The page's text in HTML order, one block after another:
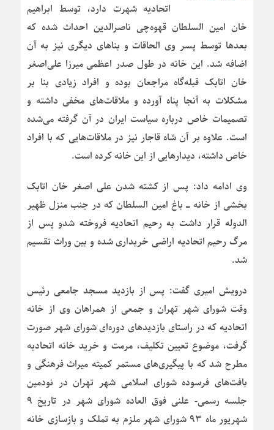
اتحادیه شهرت دارد، توسط ابراهیم
خان امین السلطان قهوه‌چی ناصر‌الدین احداث شده که
بعدها توسط پسر وی الحاقات و بناهای دیگری نیز به آن
اضافه شد. این خانه در طول صدر اعظمی میرزا علی‌اصغر
خان اتابک قبله‌گاه مراجعان بوده و افراد زیادی بنا بر
مشکلات به آنجا پناه آورده و ملاقات‌های مخفی داشته و
تصمیمات خاص درباره سیاست ایران در آن گرفته می‌شده
است. علاوه بر آن شاه قاجار نیز در ملاقات‌هایی که با افراد
خاص داشته، دیدارهایی از این خانه کرده است.
وی ادامه داد: پس از کشته شدن علی اصغر خان اتابک
بخشی از خانه ـ باغ امین السلطان که در جنب منزل ظهیر
الدوله قرار داشت به رحیم اتحادیه فروخته شدو پس از
مرگ رحیم اتحادیه اراضی خریداری شده و بین وراث تقسیم
شد.
درویش امیری گفت: پس از بازدید مسجد جامعی رئیس
وقت شورای شهر تهران و جمعی از همراهان وی از خانه
اتحادیه که در راستای بازدیدهای دوره‌ای شورای شهر صورت
گرفت، موضوع تعیین تکلیف، مرمت و خرید خانه اتحادیه
مطرح شد که با پیگیری‌های مستمر کمیته میراث فرهنگی و
بافت‌های فرسوده شورای اسلامی شهر تهران در نودمین
جلسه رسمی- علنی فوق العاده شورای شهر در تاریخ ۹
شهریور ماه ۹۳ شورای شهر ملزم به تملک و بازسازی خانه